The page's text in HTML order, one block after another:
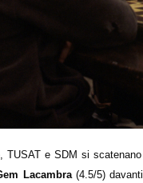
TUSAT e SDM si
Lacambra(4.5/5)